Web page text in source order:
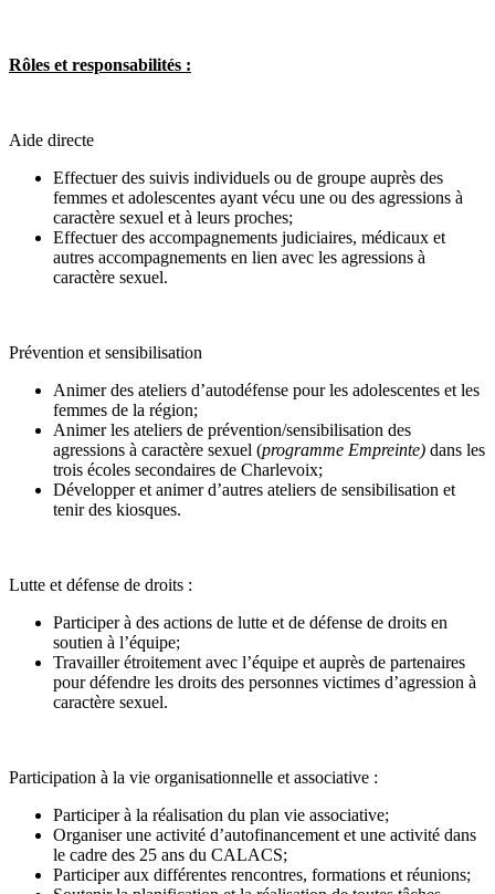
Rôles et responsabilités :
Aide directe
Effectuer des suivis individuels ou de groupe auprès des
femmes et adolescentes ayant vécu une ou des agressions à
caractère sexuel et à leurs proches;
Effectuer des accompagnements judiciaires, médicaux et
autres accompagnements en lien avec les agressions à
caractère sexuel.
Prévention et sensibilisation
Animer des ateliers d’autodéfense pour les adolescentes et les
femmes de la région;
Animer les ateliers de prévention/sensibilisation des
agressions à caractère sexuel (programme Empreinte) dans les
trois écoles secondaires de Charlevoix;
Développer et animer d’autres ateliers de sensibilisation et
tenir des kiosques.
Lutte et défense de droits :
Participer à des actions de lutte et de défense de droits en
soutien à l’équipe;
Travailler étroitement avec l’équipe et auprès de partenaires
pour défendre les droits des personnes victimes d’agression à
caractère sexuel.
Participation à la vie organisationnelle et associative :
Participer à la réalisation du plan vie associative;
Organiser une activité d’autofinancement et une activité dans
le cadre des 25 ans du CALACS;
Participer aux différentes rencontres, formations et réunions;